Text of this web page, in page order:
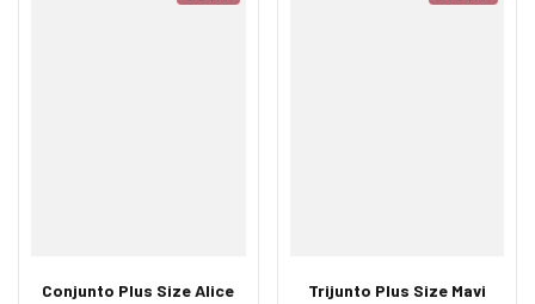
Conjunto Plus Size Alice Trijunto Plus Size Mavi